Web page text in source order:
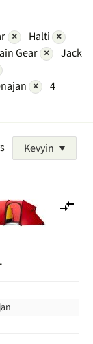
× Halti ×
Gear ×
Jack
×
4
Kevyin